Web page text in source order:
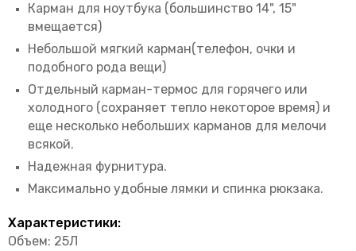
Карман для ноутбука (большинство 14", 15"
вмещается)
Небольшой мягкий карман(телефон, очки и
подобного рода вещи)
Отдельный карман-термос для горячего или
холодного (сохраняет тепло некоторое время) и
еще несколько небольших карманов для мелочи
всякой.
Надежная фурнитура.
Максимально удобные лямки и спинка рюкзака.
Характеристики:
Объем: 25Л